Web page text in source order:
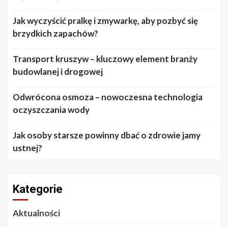
Jak wyczyścić pralkę i zmywarkę, aby pozbyć się
brzydkich zapachów?
Transport kruszyw – kluczowy element branży
budowlanej i drogowej
Odwrócona osmoza – nowoczesna technologia
oczyszczania wody
Jak osoby starsze powinny dbać o zdrowie jamy
ustnej?
Kategorie
Aktualności